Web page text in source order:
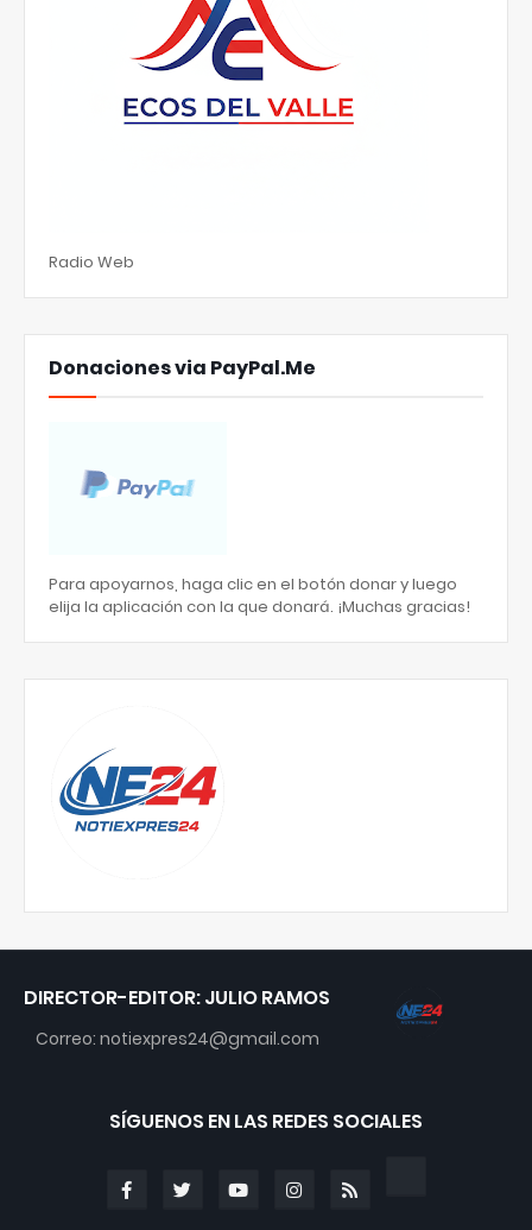
Radio Web
Donaciones via PayPal.Me
Para apoyarnos, haga clic en el botón donar y luego
elija la aplicación con la que donará. ¡Muchas gracias!
DIRECTOR-EDITOR: JULIO RAMOS
Correo: notiexpres24@gmail.com
SÍGUENOS EN LAS REDES SOCIALES